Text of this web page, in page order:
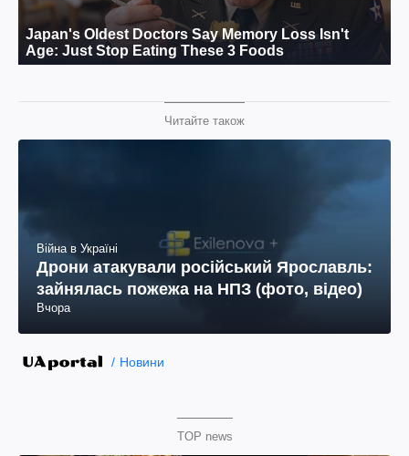
Читайте також
Війна в Україні
Дрони атакували російський Ярославль:
зайнялась пожежа на НПЗ (фото, відео)
Вчора
Новини
TOP news